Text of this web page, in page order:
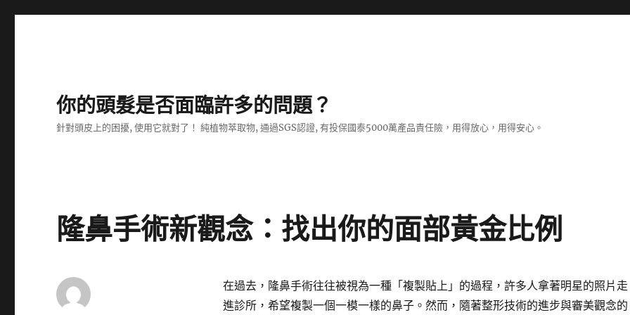
你的頭髮是否面臨許多的問題？
針對頭皮上的困擾, 使用它就對了！ 純植物萃取物, 通過SGS認證, 有投保國泰5000萬產品責任險，用得放心，用得安心。
隆鼻手術新觀念：找出你的面部黃金比例
在過去，隆鼻手術往往被視為一種「複製貼上」的過程，許多人拿著明星的照片走
進診所，希望複製一個一模一樣的鼻子。然而，隨著整形技術的進步與審美觀念的